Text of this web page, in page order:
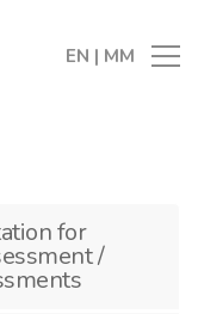
EN | MM
for
/